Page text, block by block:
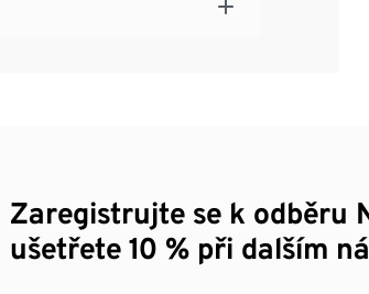
Zaregistrujte se k odběru
ušetřete 10 % při dalším